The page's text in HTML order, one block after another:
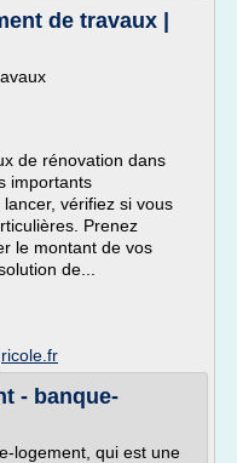
de travaux |
de rénovation dans
importants
vérifiez si vous
Prenez
le montant de vos
de...
- banque-
logement, qui est une